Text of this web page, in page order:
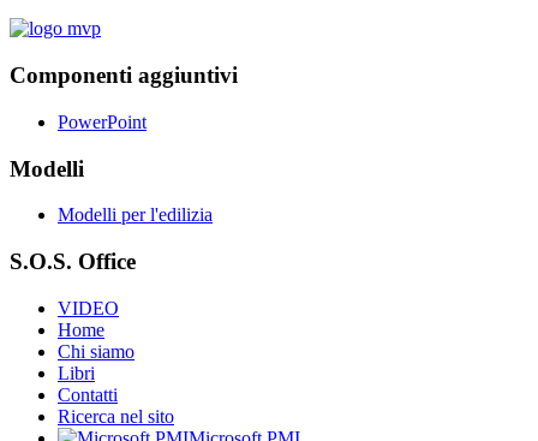
Componenti aggiuntivi
PowerPoint
Modelli
Modelli per l'edilizia
S.O.S. Office
VIDEO
Home
Chi siamo
Libri
Contatti
Ricerca nel sito